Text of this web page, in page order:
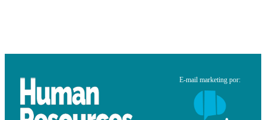
E-mail marketing por: